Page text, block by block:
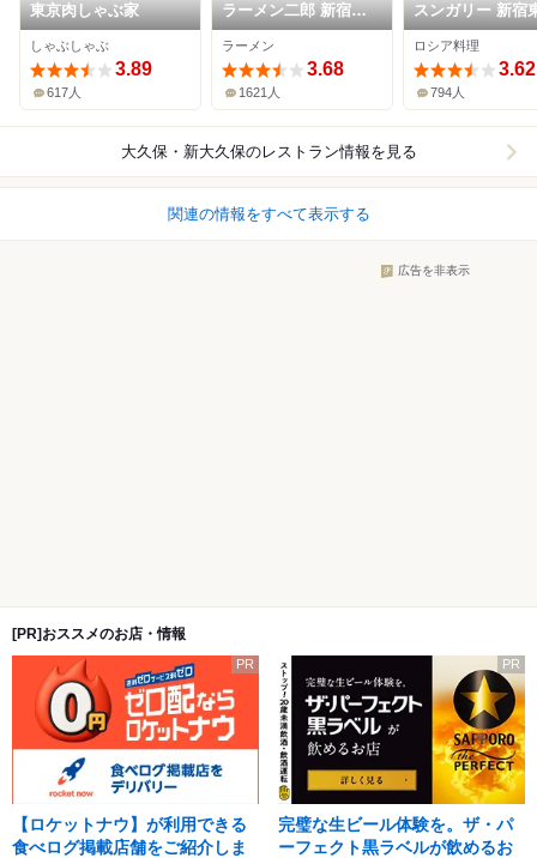
東京肉しゃぶ家
しゃぶしゃぶ
3.89
617人
ラーメン二郎 新宿歌
舞伎町店
ラーメン
3.68
1621人
スンガリー 新宿
本店
ロシア料理
3.62
794人
大久保・新大久保のレストラン情報を見る
関連の情報をすべて表示する
広告を非表示
[PR]おススメのお店・情報
PR
【ロケットナウ】が利用できる
食べログ掲載店舗をご紹介しま
PR
完璧な生ビール体験を。ザ・パ
ーフェクト黒ラベルが飲めるお